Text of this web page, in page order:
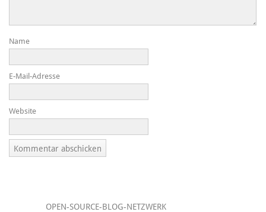
Name
E-Mail-Adresse
Website
OPEN-SOURCE-BLOG-NETZWERK